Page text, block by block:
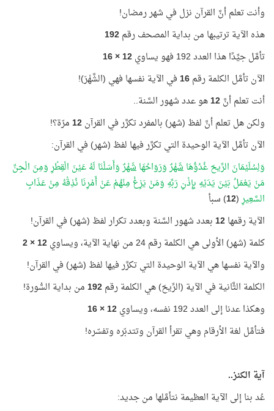
وأنت تعلم أنَّ القرآن نزل في شهر رمضان!
هذه الآية ترتيبها من بداية المصحف رقم192
تأمَّل جيِّدًا هذا العدد 192 فهو يساوي
12 × 16
الآن تأمَّل الكلمة رقم16في الآية نفسها فهي (الشَّهْرَ)!
أنت تعلم أنَّ12هو عدد شهور السَّنة..
ولكن هل تعلم أنَّ لفظ (شهر) بالمفرد تكرَّر في القرآن12مرّة؟!
الآن تأمَّل الآية الوحيدة التي تكرَّر فيها لفظ (شهر) في القرآن:
وَلِسُلَيْمَانَ الرِّيحَ غُدُوُّهَاشَهْرٌوَرَوَاحُهَاشَهْرٌوَأَسَلْنَا لَهُ عَيْنَ الْقِطْرِ وَمِنَ الْجِنِّ
مَنْ يَعْمَلُ بَيْنَ يَدَيْهِ بِإِذْنِ رَبِّهِ وَمَنْ يَزِغْ مِنْهُمْ عَنْ أَمْرِنَا نُذِقْهُ مِنْ عَذَابِ
السَّعِيرِ(
12) سبأ
الآية رقمها12بعدد شهور السَّنة وبعدد تكرار لفظ (شهر) في القرآن!
كلمة (شهر) الأولى هي الكلمة رقم 24 من نهاية الآية، ويساوي
12 × 2
والآية نفسها هي الآية الوحيدة التي تكرَّر فيها لفظ (شهر) في القرآن!
الكلمة الثَّانية في الآية (الرِّيحَ) هي الكلمة رقم192من بداية السُّورة!
وهكذا عدنا إلى العدد 192 نفسه، ويساوي
12 × 16
فتأمَّل لغة الأرقام وهي تقرأ القرآن وتتدبّره وتفسّره!
آية الكنز..
عُد بنا إلى الآية العظيمة نتأمَّلها من جديد: